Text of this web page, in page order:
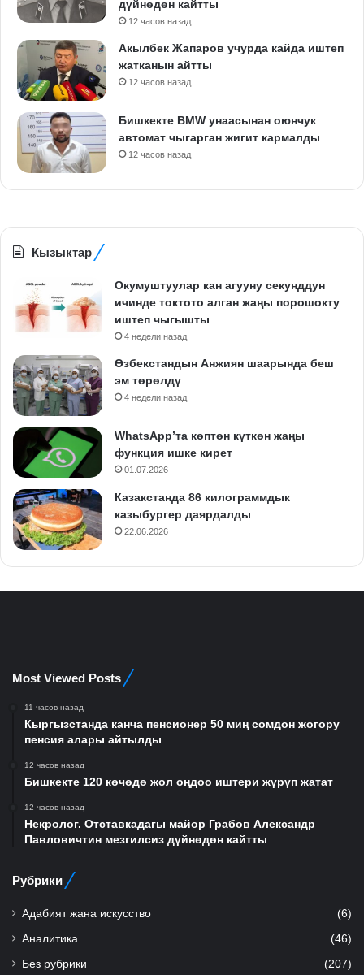
дүйнөдөн кайтты
12 часов назад
Акылбек Жапаров учурда кайда иштеп
жатканын айтты
12 часов назад
Бишкекте BMW унаасынан оюнчук
автомат чыгарган жигит кармалды
12 часов назад
Кызыктар
Окумуштуулар кан агууну секунддун
ичинде токтото алган жаңы порошокту
иштеп чыгышты
4 недели назад
Өзбекстандын Анжиян шаарында беш
эм төрөлдү
4 недели назад
WhatsApp’та көптөн күткөн жаңы
функция ишке кирет
01.07.2026
Казакстанда 86 килограммдык
казыбургер даярдалды
22.06.2026
Most Viewed Posts
11 часов назад
Кыргызстанда канча пенсионер 50 миң сомдон жогору
пенсия алары айтылды
12 часов назад
Бишкекте 120 көчөдө жол оңдоо иштери жүрүп жатат
12 часов назад
Некролог. Отставкадагы майор Грабов Александр
Павловичтин мезгилсиз дүйнөдөн кайтты
Рубрики
Адабият жана искусство (6)
Аналитика (46)
Без рубрики (207)